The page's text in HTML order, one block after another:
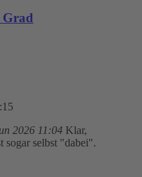
Grad
2026 11:04 Klar,
sogar selbst "dabei".